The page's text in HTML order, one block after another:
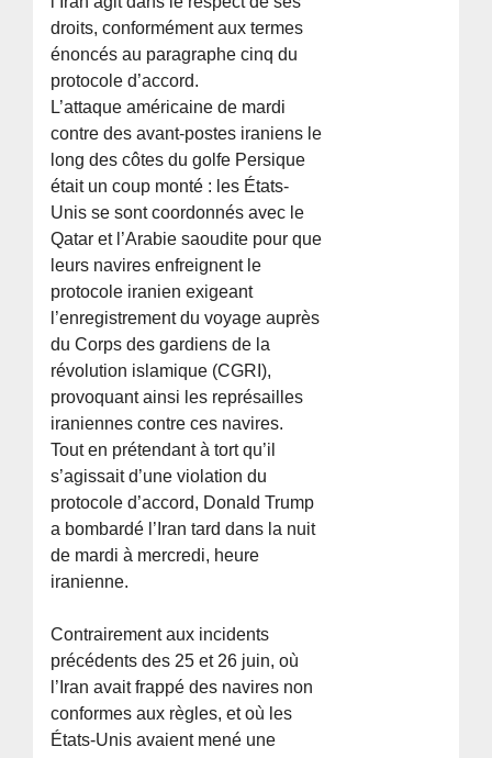
droits, conformément aux termes
énoncés au paragraphe cinq du
protocole d’accord.
L’attaque américaine de mardi
contre des avant-postes iraniens le
long des côtes du golfe Persique
était un coup monté : les États-
Unis se sont coordonnés avec le
Qatar et l’Arabie saoudite pour que
leurs navires enfreignent le
protocole iranien exigeant
l’enregistrement du voyage auprès
du Corps des gardiens de la
révolution islamique (CGRI),
provoquant ainsi les représailles
iraniennes contre ces navires.
Tout en prétendant à tort qu’il
s’agissait d’une violation du
protocole d’accord, Donald Trump
a bombardé l’Iran tard dans la nuit
de mardi à mercredi, heure
iranienne.
Contrairement aux incidents
précédents des 25 et 26 juin, où
l’Iran avait frappé des navires non
conformes aux règles, et où les
États-Unis avaient mené une